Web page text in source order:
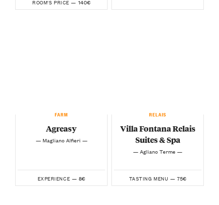
ROOM'S PRICE — 140€
FARM
Agreasy
— Magliano Alfieri —
EXPERIENCE — 8€
RELAIS
Villa Fontana Relais
Suites & Spa
— Agliano Terme —
TASTING MENU — 75€